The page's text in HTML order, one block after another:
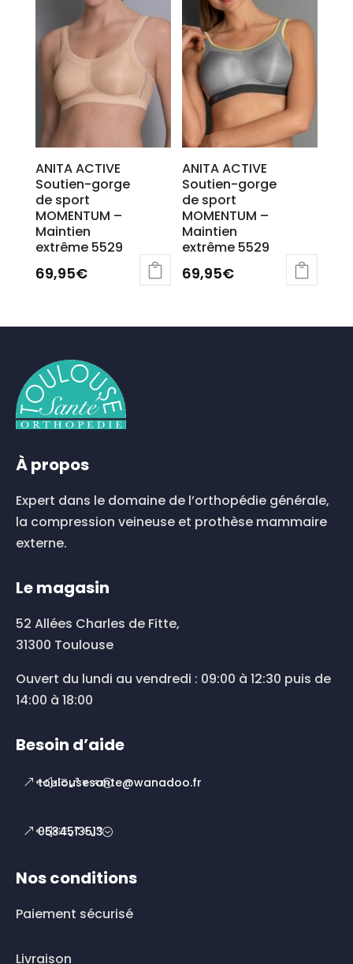
être
choisies
page
produit
peuvent
être
choisies
sur
la
page
du
produit
ANITA ACTIVE
Soutien-gorge
de sport
MOMENTUM –
Maintien
extrême 5529
69,95€
a
variations.
Les
options
peuvent
être
sur
page
du
ANITA ACTIVE
Soutien-gorge
de sport
MOMENTUM –
Maintien
extrême 5529
69,95€
a
page
du
À propos
Expert dans le domaine de l’orthopédie générale,
la compression veineuse et prothèse mammaire
externe.
Le magasin
52 Allées Charles de Fitte,
31300 Toulouse
Ouvert du lundi au vendredi : 09:00 à 12:30 puis de
14:00 à 18:00
Besoin d’aide
toulousesante@wanadoo.fr
0534513513
Nos conditions
Paiement sécurisé
Livraison